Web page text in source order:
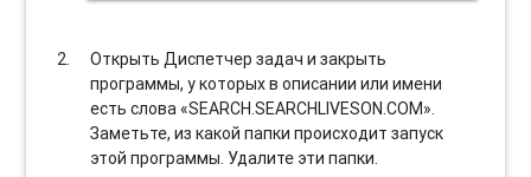
Открыть Диспетчер задач и закрыть
программы, у которых в описании или имени
есть слова «SEARCH.SEARCHLIVESON.COM».
Заметьте, из какой папки происходит запуск
этой программы. Удалите эти папки.